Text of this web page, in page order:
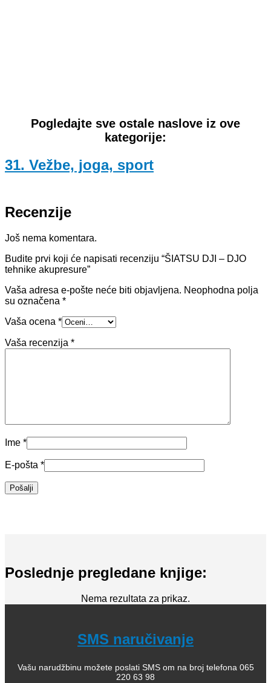
Pogledajte sve ostale naslove iz ove
kategorije:
31. Vežbe, joga, sport
Recenzije
Još nema komentara.
Budite prvi koji će napisati recenziju “ŠIATSU DJI – DJO
tehnike akupresure”
Vaša adresa e-pošte neće biti objavljena. Neophodna polja
su označena *
Vaša ocena *
Vaša recenzija *
Ime *
E-pošta *
Poslednje pregledane knjige:
Nema rezultata za prikaz.
SMS naručivanje
Vašu narudžbinu možete poslati SMS om na broj telefona 065
220 63 98